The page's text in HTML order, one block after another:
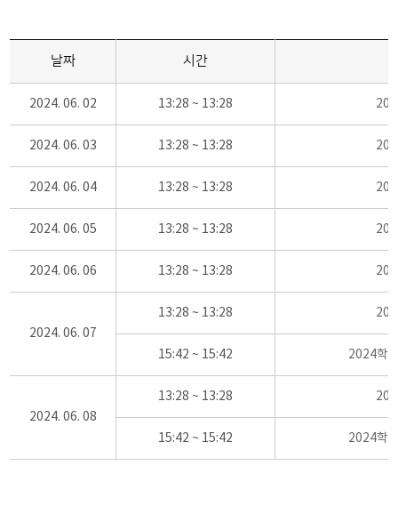
날짜 시간
2024. 06. 02 13:28 ~ 13:28
2024. 06. 03 13:28 ~ 13:28
2024. 06. 04 13:28 ~ 13:28
2024. 06. 05 13:28 ~ 13:28
2024. 06. 06 13:28 ~ 13:28
2024. 06. 07
13:28 ~ 13:28
15:42 ~ 15:42 2024학
2024. 06. 08
13:28 ~ 13:28
15:42 ~ 15:42 2024학